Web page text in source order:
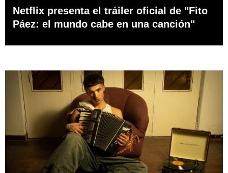
Netflix presenta el tráiler oficial de "Fito
Páez: el mundo cabe en una canción"